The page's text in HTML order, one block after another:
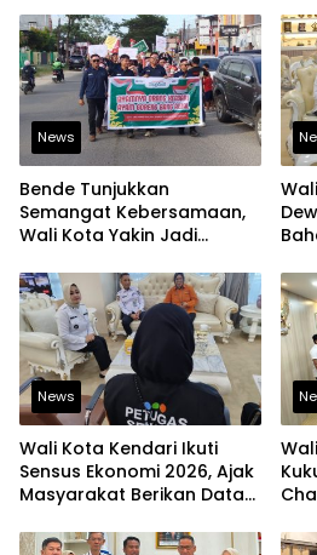
dan Berjiwa Pemimpin
News
Bende Tunjukkan
Semangat Kebersamaan,
Wali Kota Yakin Jadi
Lain
News
Wali Kota Kendari Ikuti
Sensus Ekonomi 2026, Ajak
Masyarakat Berikan Data